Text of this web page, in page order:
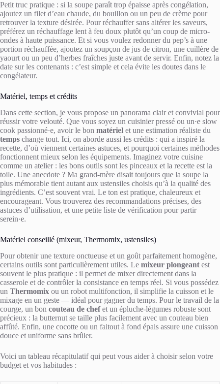
Petit truc pratique : si la soupe paraît trop épaisse après congélation,
ajoutez un filet d’eau chaude, du bouillon ou un peu de crème pour
retrouver la texture désirée. Pour réchauffer sans altérer les saveurs,
préférez un réchauffage lent à feu doux plutôt qu’un coup de micro-
ondes à haute puissance. Et si vous voulez redonner du pep’s à une
portion réchauffée, ajoutez un soupçon de jus de citron, une cuillère de
yaourt ou un peu d’herbes fraîches juste avant de servir. Enfin, notez la
date sur les contenants : c’est simple et cela évite les doutes dans le
congélateur.
Matériel, temps et crédits
Dans cette section, je vous propose un panorama clair et convivial pour
réussir votre velouté. Que vous soyez un cuisinier pressé ou un·e slow
cook passionné·e, avoir le bon matériel et une estimation réaliste du
temps change tout. Ici, on aborde aussi les crédits : qui a inspiré la
recette, d’où viennent certaines astuces, et pourquoi certaines méthodes
fonctionnent mieux selon les équipements. Imaginez votre cuisine
comme un atelier : les bons outils sont les pinceaux et la recette est la
toile. Une anecdote ? Ma grand-mère disait toujours que la soupe la
plus mémorable tient autant aux ustensiles choisis qu’à la qualité des
ingrédients. C’est souvent vrai. Le ton est pratique, chaleureux et
encourageant. Vous trouverez des recommandations précises, des
astuces d’utilisation, et une petite liste de vérification pour partir
serein·e.
Matériel conseillé (mixeur, Thermomix, ustensiles)
Pour obtenir une texture onctueuse et un goût parfaitement homogène,
certains outils sont particulièrement utiles. Le mixeur plongeant est
souvent le plus pratique : il permet de mixer directement dans la
casserole et de contrôler la consistance en temps réel. Si vous possédez
un Thermomix ou un robot multifonction, il simplifie la cuisson et le
mixage en un geste — idéal pour gagner du temps. Pour le travail de la
courge, un bon couteau de chefet un épluche-légumes robuste sont
précieux : la butternut se taille plus facilement avec un couteau bien
affûté. Enfin, une cocotte ou un faitout à fond épais assure une cuisson
douce et uniforme sans brûler.
Voici un tableau récapitulatif qui peut vous aider à choisir selon votre
budget et vos habitudes :